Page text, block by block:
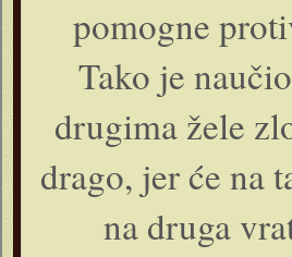
pomogne
Tako je
drugima žele
drago, jer će na
na druga